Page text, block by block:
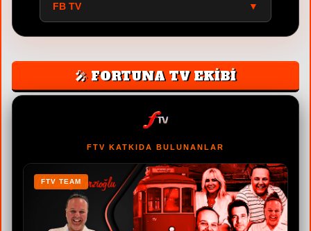
FB TV ▼
🎤 FORTUNA TV EKİBİ
FTV KATKIDA BULUNANLAR
FTV TEAM